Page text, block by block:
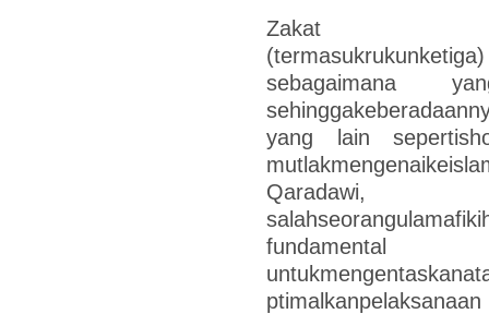
Zakat
sebagaimana
yang lain
Qaradawi,
fundamental